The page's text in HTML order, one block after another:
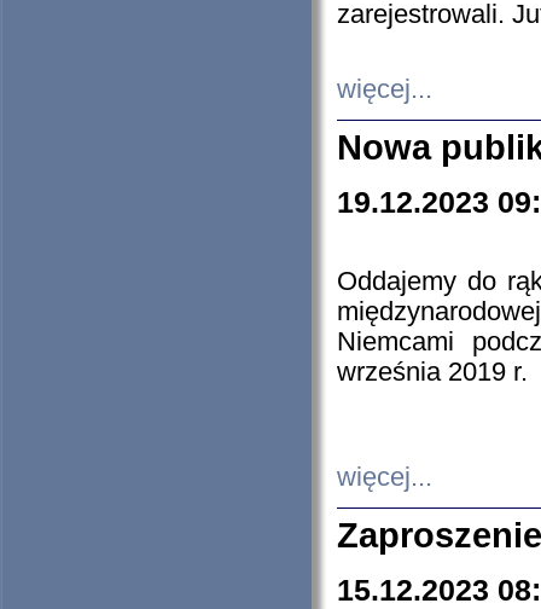
zarejestrowali.
więcej...
Nowa
19.12.2023
Oddajemy do
Niemcami
września 2019 r.
więcej...
15.12.2023